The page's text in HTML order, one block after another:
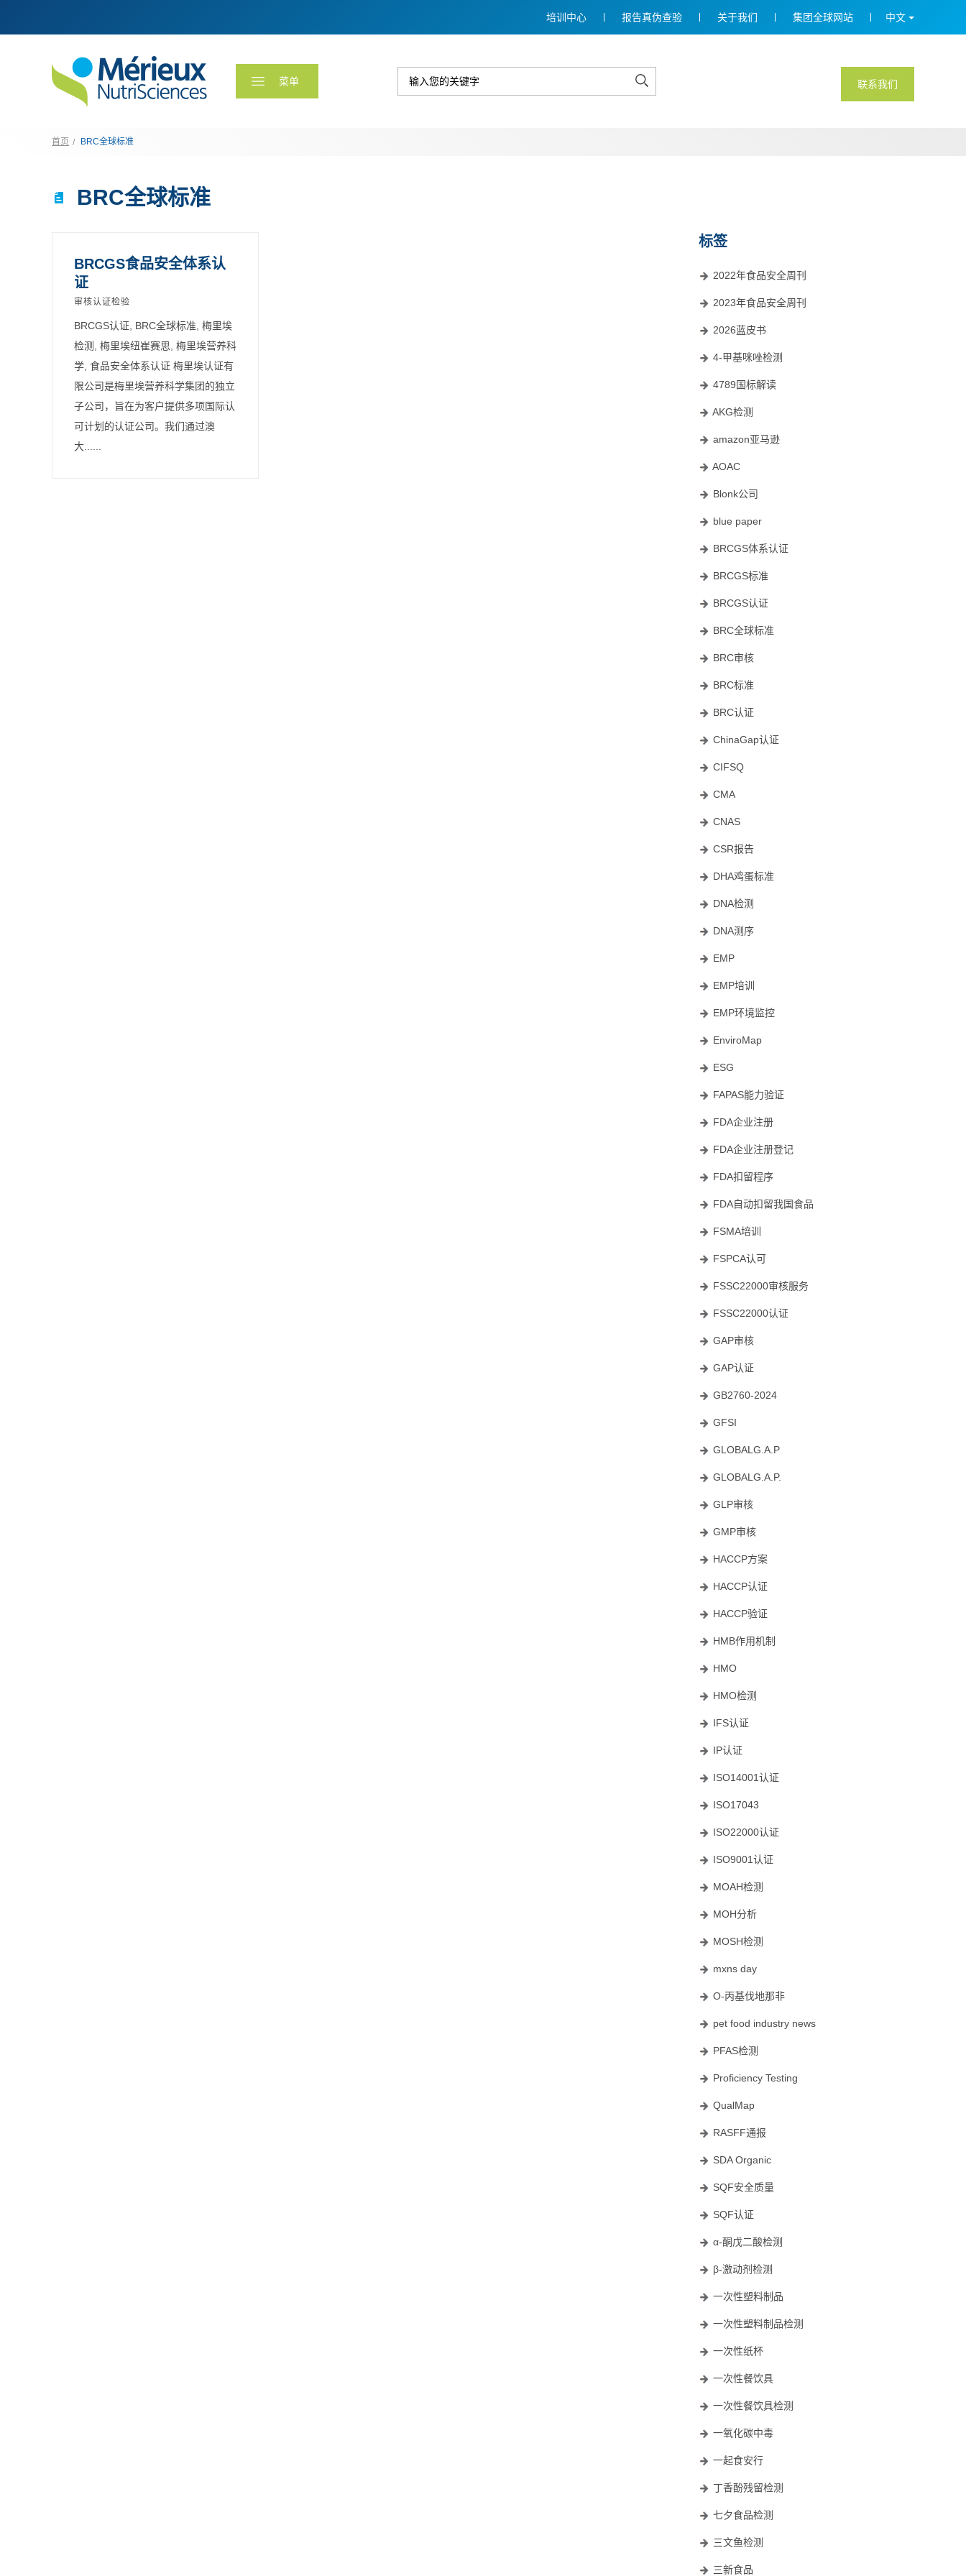
中文
培训中心 报告真伪查验 关于我们 集团全球网站
菜单 联系我们
首页 BRC全球标准
BRC全球标准
BRCGS食品安全体系认
证
审核认证检验
BRCGS认证, BRC全球标准, 梅里埃
检测, 梅里埃纽崔赛思, 梅里埃营养科
学, 食品安全体系认证 梅里埃认证有
限公司是梅里埃营养科学集团的独立
子公司，旨在为客户提供多项国际认
可计划的认证公司。我们通过澳
大......
标签
2022年食品安全周刊
2023年食品安全周刊
2026蓝皮书
4-甲基咪唑检测
4789国标解读
AKG检测
amazon亚马逊
AOAC
Blonk公司
blue paper
BRCGS体系认证
BRCGS标准
BRCGS认证
BRC全球标准
BRC审核
BRC标准
BRC认证
ChinaGap认证
CIFSQ
CMA
CNAS
CSR报告
DHA鸡蛋标准
DNA检测
DNA测序
EMP
EMP培训
EMP环境监控
EnviroMap
ESG
FAPAS能力验证
FDA企业注册
FDA企业注册登记
FDA扣留程序
FDA自动扣留我国食品
FSMA培训
FSPCA认可
FSSC22000审核服务
FSSC22000认证
GAP审核
GAP认证
GB2760-2024
GFSI
GLOBALG.A.P
GLOBALG.A.P.
GLP审核
GMP审核
HACCP方案
HACCP认证
HACCP验证
HMB作用机制
HMO
HMO检测
IFS认证
IP认证
ISO14001认证
ISO17043
ISO22000认证
ISO9001认证
MOAH检测
MOH分析
MOSH检测
mxns day
O-丙基伐地那非
pet food industry news
PFAS检测
Proficiency Testing
QualMap
RASFF通报
SDA Organic
SQF安全质量
SQF认证
α-酮戊二酸检测
β-激动剂检测
一次性塑料制品
一次性塑料制品检测
一次性纸杯
一次性餐饮具
一次性餐饮具检测
一氧化碳中毒
一起食安行
丁香酚残留检测
七夕食品检测
三文鱼检测
三新食品